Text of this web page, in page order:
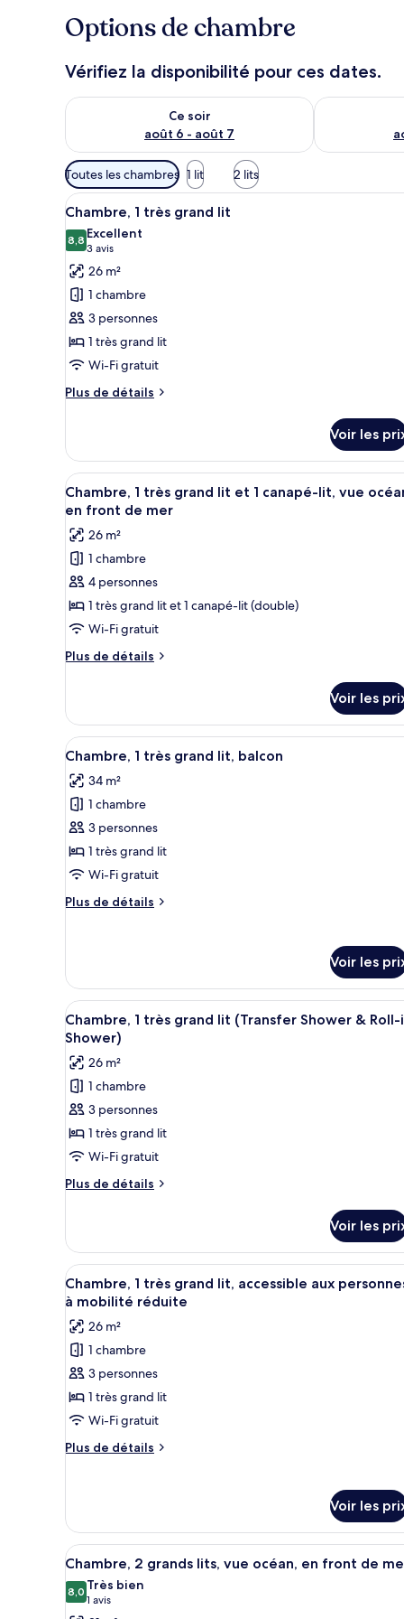
Options de chambre
Vérifiez la disponibilité pour ces dates.
Ce soir
août 6 - août 7
Vérifier la disponibilité pour ce soir août 6 - août 7
Vérifier la
Filtres
disponibles
pour
les
chambres
Toutes les chambres 1 lit 2 lits
Afficher
toutes
les
photos
pour
ce
type
de
chambre :
Chambre,
grand
lit
Literie de qualité supérieure,
10
Chambre, 1 très grand lit
8,88,8 sur 10
Excellent
3 avis
(3 avis)
26 m²
1 chambre
3 personnes
1 très grand lit
Wi-Fi gratuit
Plus de détails
Plus
le
type
de
chambre
très
grand
lit
Voir les
Afficher
toutes
les
photos
pour
ce
type
de
chambre :
Chambre,
très
grand
lit
et
1
canapé-
lit,
vue
océan,
en
Une chambre d’hôtel avec
8
Chambre, 1 très grand lit et 1 canapé-lit, vue
en front de mer
26 m²
1 chambre
4 personnes
1 très grand lit et 1 canapé-lit (double)
Wi-Fi gratuit
Plus de détails
Plus
le
type
de
Chambre,
très
grand
lit
et
canapé-
front
de
mer
Voir les
Afficher
toutes
les
photos
pour
ce
type
chambre :
très
grand
lit,
balcon
Une chambre d’hôtel
15
Chambre, 1 très grand lit, balcon
34 m²
1 chambre
3 personnes
1 très grand lit
Wi-Fi gratuit
Plus de détails
Plus
type
de
chambre
Chambre,
1
très
grand
lit,
balcon
Voir les
Afficher
toutes
les
photos
pour
ce
type
de
chambre :
Chambre,
très
grand
lit
(Transfer
Shower
&
Roll-
in
Shower)
Une chambre d’hôtel avec
9
Chambre, 1 très grand lit (Transfer Shower & Roll-
Shower)
26 m²
1 chambre
3 personnes
1 très grand lit
Wi-Fi gratuit
Plus de détails
Plus
le
type
de
chambre
très
grand
lit
(Transfer
&
Roll-
in
Voir les
Afficher
toutes
les
photos
pour
ce
type
de
chambre :
Chambre,
grand
lit,
accessible
aux
personnes
Une chambre d’hôtel
8
Chambre, 1 très grand lit, accessible aux
à mobilité réduite
26 m²
1 chambre
3 personnes
1 très grand lit
Wi-Fi gratuit
Plus de détails
Plus
type
de
chambre
Chambre,
1
très
Voir les
Afficher
toutes
les
Une chambre d’hôtel avec
9
Chambre, 2 grands lits, vue océan, en front de
8,08,0 sur 10
Très bien
1 avis
(1 avis)